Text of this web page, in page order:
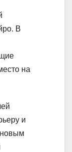
В
на
и
новым